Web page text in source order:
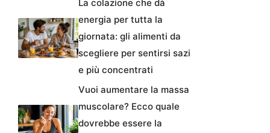
La colazione che dà
energia per tutta la
giornata: gli alimenti da
scegliere per sentirsi sazi
e più concentrati
Vuoi aumentare la massa
muscolare? Ecco quale
dovrebbe essere la